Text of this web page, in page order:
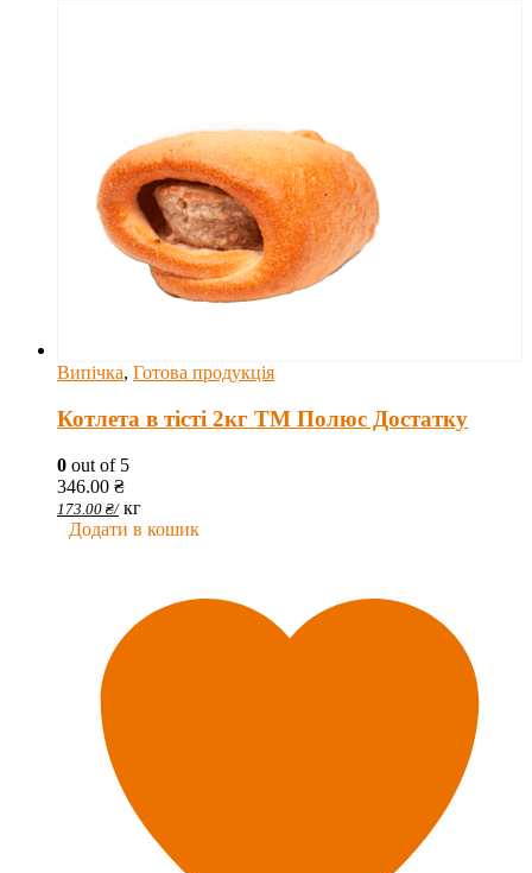
Випічка, Готова продукція
Котлета в тісті 2кг ТМ Полюс Достатку
0 out of 5
346.00 ₴
173.00 ₴/ кг
Додати в кошик